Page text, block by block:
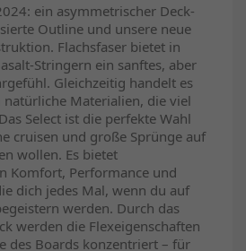
ein asymmetrischer Deck-
Outline und unsere neue
Flachsfaser bietet in
Stringern ein sanftes, aber
Gleichzeitig handelt es
natürliche Materialien, die viel
Select ist die perfekte Wahl
cruisen und große Sprünge auf
wollen. Es bietet
Komfort, Performance und
dich jedes Mal, wenn du auf
werden. Durch das
werden die Flexeigenschaften
des Boards konzentriert – für